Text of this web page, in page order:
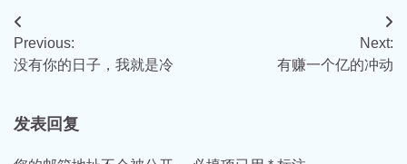
文
章
航
Previous:
没有你的日子，我就是冷
Next:
有赚一个亿的冲动
发表回复